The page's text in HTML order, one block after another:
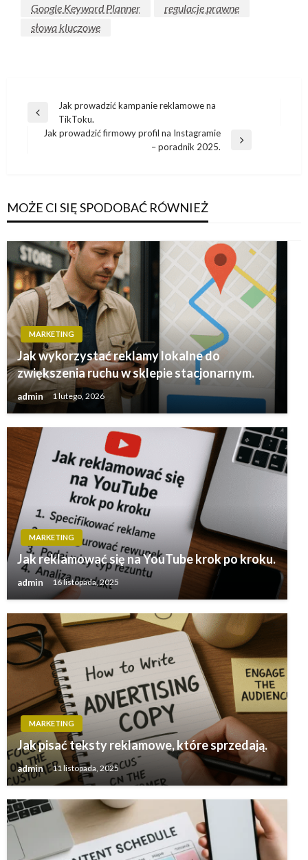
Google Keyword Planner
regulacje prawne
słowa kluczowe
Nawigacja
wpisu
Poprzedni
Jak prowadzić kampanie reklamowe na
TikToku.
Jak prowadzić firmowy profil na Instagramie
– poradnik 2025.
MOŻE CI SIĘ SPODOBAĆ RÓWNIEŻ
MARKETING
Jak wykorzystać reklamy lokalne do
zwiększenia ruchu w sklepie stacjonarnym.
admin 1 lutego, 2026
MARKETING
Jak reklamować się na YouTube krok po kroku.
admin 16 listopada, 2025
MARKETING
Jak pisać teksty reklamowe, które sprzedają.
admin 11 listopada, 2025